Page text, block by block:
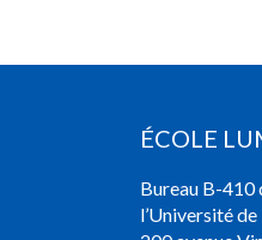
ÉCOLE
Bureau B-410
l’Université